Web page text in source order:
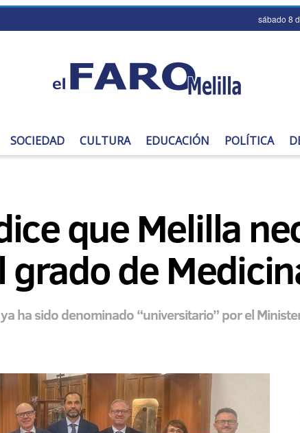
sábado 8
SOCIEDAD CULTURA EDUCACIÓN POLÍTICA
que Melilla
de
ha sido denominado “universitario” por el